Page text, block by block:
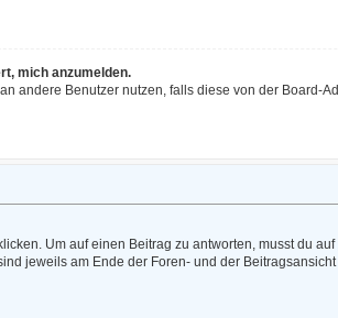
mich anzumelden.
andere Benutzer nutzen, falls diese von der Board-
Um auf einen Beitrag zu antworten, musst du
jeweils am Ende der Foren- und der Beitragsansicht